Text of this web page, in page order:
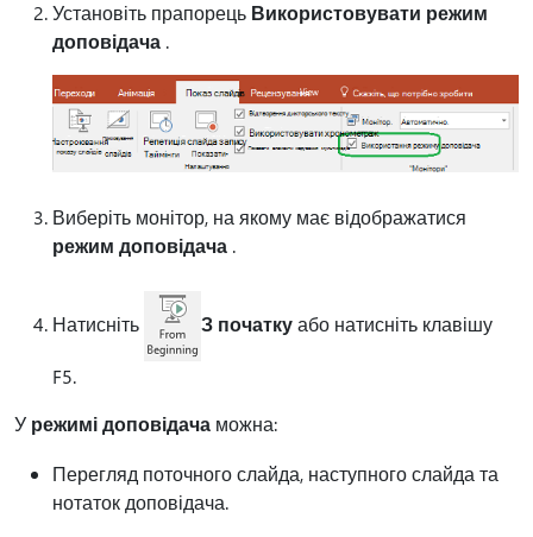
Установіть прапорець Використовувати режим
доповідача .
Виберіть монітор, на якому має відображатися
режим доповідача .
Натисніть З початкуабо натисніть клавішу
F5.
У режимі доповідача можна:
Перегляд поточного слайда, наступного слайда та
нотаток доповідача.